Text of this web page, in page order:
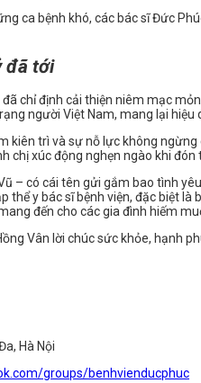
ca bệnh khó, các bác sĩ Đức
đã tới
chỉ định cải thiện niêm mạc
người Việt Nam, mang lại
kiên trì và sự nỗ lực không
chị xúc động nghẹn ngào khi đón
– có cái tên gửi gắm bao tình
y bác sĩ bệnh viện, đặc biệt
đến cho các gia đình hiếm
Vân lời chúc sức khỏe, hạnh
Hà Nội
groups/benhvienducphuc